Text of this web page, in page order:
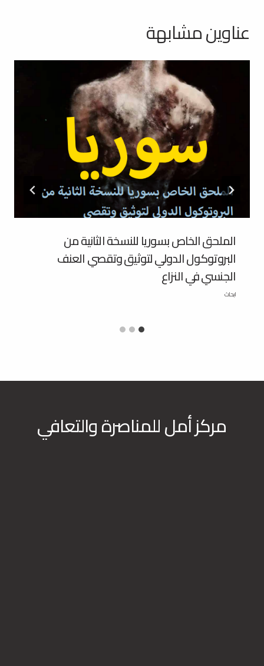
عناوين مشابهة
الملحق الخاص بسوريا للنسخة الثانية من
البروتوكول الدولي لتوثيق وتقصي العنف
الجنسي في النزاع
ابحاث
مركز أمل للمناصرة والتعافي